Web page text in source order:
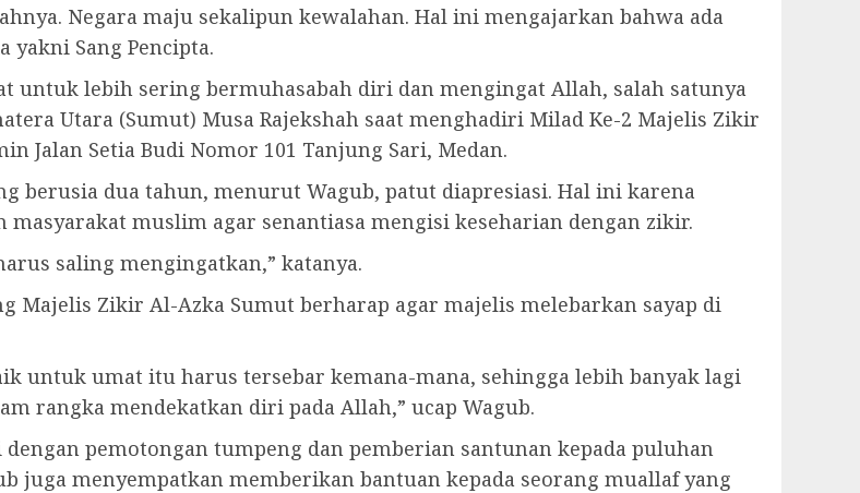
Negara maju sekalipun kewalahan. Hal ini mengajarkan bahwa ada
Sang Pencipta.
untuk lebih sering bermuhasabah diri dan mengingat Allah, salah satunya
Utara (Sumut) Musa Rajekshah saat menghadiri Milad Ke-2 Majelis Zikir
Jalan Setia Budi Nomor 101 Tanjung Sari, Medan.
berusia dua tahun, menurut Wagub, patut diapresiasi. Hal ini karena
muslim agar senantiasa mengisi keseharian dengan zikir.
saling mengingatkan,” katanya.
Majelis Zikir Al-Azka Sumut berharap agar majelis melebarkan sayap di
untuk umat itu harus tersebar kemana-mana, sehingga lebih banyak lagi
rangka mendekatkan diri pada Allah,” ucap Wagub.
pemotongan tumpeng dan pemberian santunan kepada puluhan
juga menyempatkan memberikan bantuan kepada seorang muallaf yang